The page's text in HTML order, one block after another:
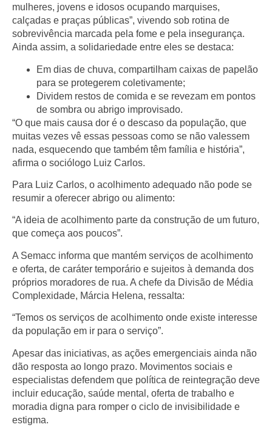
mulheres, jovens e idosos ocupando marquises,
calçadas e praças públicas”, vivendo sob rotina de
sobrevivência marcada pela fome e pela insegurança.
Ainda assim, a solidariedade entre eles se destaca:
Em dias de chuva, compartilham caixas de papelão
para se protegerem coletivamente;
Dividem restos de comida e se revezam em pontos
de sombra ou abrigo improvisado.
“O que mais causa dor é o descaso da população, que
muitas vezes vê essas pessoas como se não valessem
nada, esquecendo que também têm família e história”,
afirma o sociólogo Luiz Carlos.
Para Luiz Carlos, o acolhimento adequado não pode se
resumir a oferecer abrigo ou alimento:
“A ideia de acolhimento parte da construção de um futuro,
que começa aos poucos”.
A Semacc informa que mantém serviços de acolhimento
e oferta, de caráter temporário e sujeitos à demanda dos
próprios moradores de rua. A chefe da Divisão de Média
Complexidade, Márcia Helena, ressalta:
“Temos os serviços de acolhimento onde existe interesse
da população em ir para o serviço”.
Apesar das iniciativas, as ações emergenciais ainda não
dão resposta ao longo prazo. Movimentos sociais e
especialistas defendem que política de reintegração deve
incluir educação, saúde mental, oferta de trabalho e
moradia digna para romper o ciclo de invisibilidade e
estigma.